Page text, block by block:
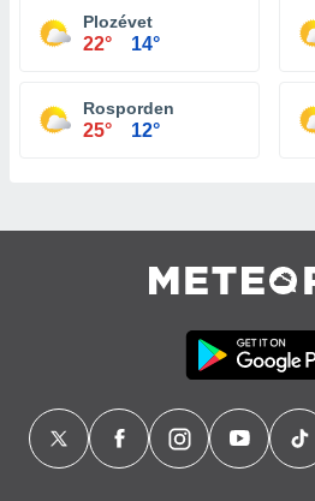
Plozévet
22° 14°
Rosporden
25° 12°